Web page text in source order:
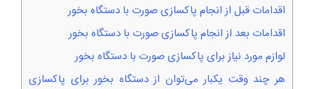
اقدامات قبل از انجام پاکسازی صورت با دستگاه بخور
اقدامات بعد از انجام پاکسازی صورت با دستگاه بخور
لوازم مورد نیاز برای پاکسازی صورت با دستگاه بخور
هر چند وقت یکبار می‌توان از دستگاه بخور برای پاکسازی